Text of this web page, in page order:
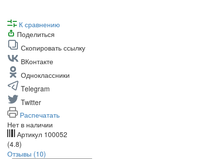
К сравнению
Поделиться
Скопировать ссылку
ВКонтакте
Одноклассники
Telegram
Twitter
Распечатать
Нет в наличии
Артикул 100052
(4.8)
Отзывы (10)